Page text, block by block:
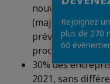
nouvelles offres
(majoritairement
prévoient une
prochaine.
30% des
2021, sans
Rejoignez
plus de 270
60